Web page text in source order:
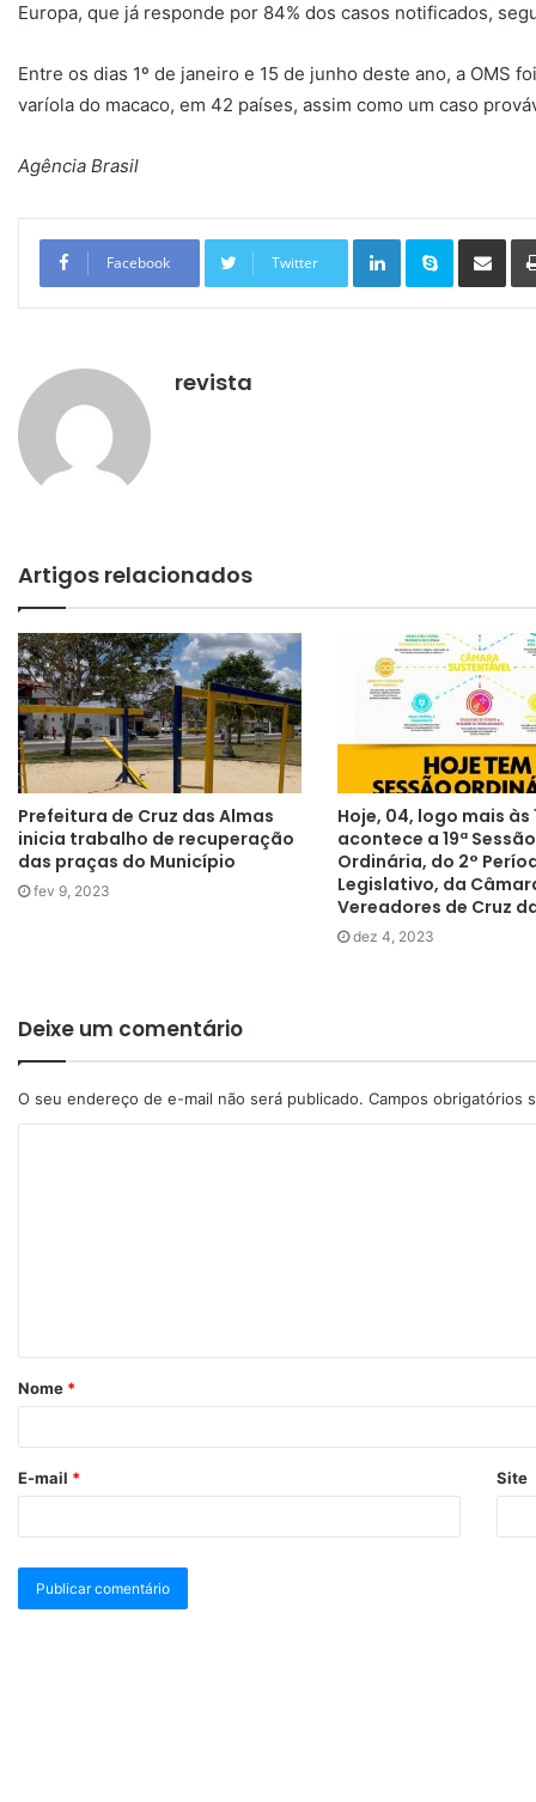
Europa, que já responde por 84% dos casos notificados,
Entre os dias 1º de janeiro e 15 de junho deste ano, a OMS
varíola do macaco, em 42 países, assim como um caso
Agência Brasil
Facebook Twitter
Linkedin Skype
revista
Artigos relacionados
Prefeitura de Cruz das Almas
inicia trabalho de recuperação
das praças do Município
fev 9, 2023
Hoje, 04, logo mais às
acontece a 19ª Sessão
Ordinária, do 2°
Legislativo, da
Vereadores de Cruz
dez 4, 2023
Deixe um comentário
O seu endereço de e-mail não será publicado. Campos obrigatórios
Nome *
E-mail * Site